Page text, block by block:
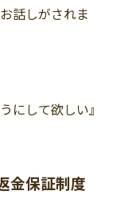
話しがされま
にして欲しい』
保証制度